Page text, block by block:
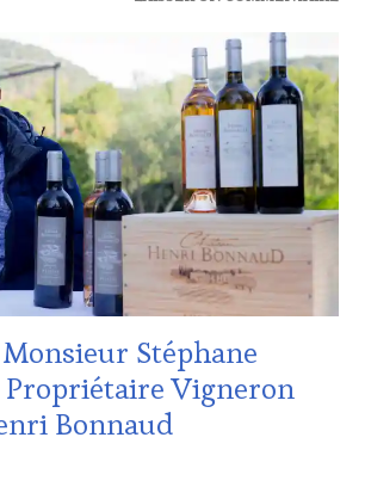
Stéphane
Propriétaire Vigneron
Bonnaud